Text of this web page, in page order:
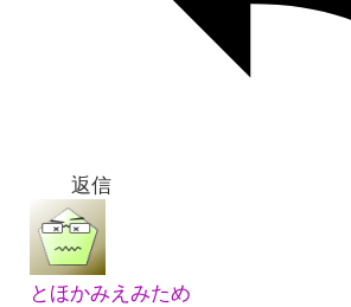
返信
とほかみえみため